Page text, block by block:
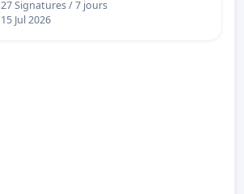
27 Signatures / 7 jours
15 Jul 2026